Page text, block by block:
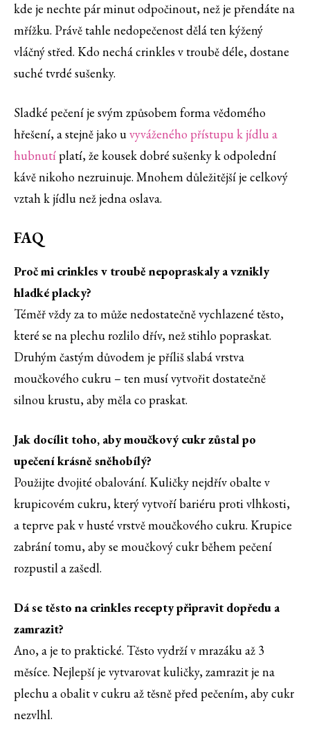
kde je nechte pár minut odpočinout, než je přendáte na
mřížku. Právě tahle nedopečenost dělá ten kýžený
vláčný střed. Kdo nechá crinkles v troubě déle, dostane
suché tvrdé sušenky.
Sladké pečení je svým způsobem forma vědomého
hřešení, a stejně jako uvyváženého přístupu k jídlu a
hubnutíplatí, že kousek dobré sušenky k odpolední
kávě nikoho nezruinuje. Mnohem důležitější je celkový
vztah k jídlu než jedna oslava.
FAQ
Proč mi crinkles v troubě nepopraskaly a vznikly
hladké placky?
Téměř vždy za to může nedostatečně vychlazené těsto,
které se na plechu rozlilo dřív, než stihlo popraskat.
Druhým častým důvodem je příliš slabá vrstva
moučkového cukru – ten musí vytvořit dostatečně
silnou krustu, aby měla co praskat.
Jak docílit toho, aby moučkový cukr zůstal po
upečení krásně sněhobílý?
Použijte dvojité obalování. Kuličky nejdřív obalte v
krupicovém cukru, který vytvoří bariéru proti vlhkosti,
a teprve pak v husté vrstvě moučkového cukru. Krupice
zabrání tomu, aby se moučkový cukr během pečení
rozpustil a zašedl.
Dá se těsto na crinkles recepty připravit dopředu a
zamrazit?
Ano, a je to praktické. Těsto vydrží v mrazáku až 3
měsíce. Nejlepší je vytvarovat kuličky, zamrazit je na
plechu a obalit v cukru až těsně před pečením, aby cukr
nezvlhl.